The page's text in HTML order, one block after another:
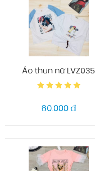
Áo thun nữ LVZ035
60.000 đ